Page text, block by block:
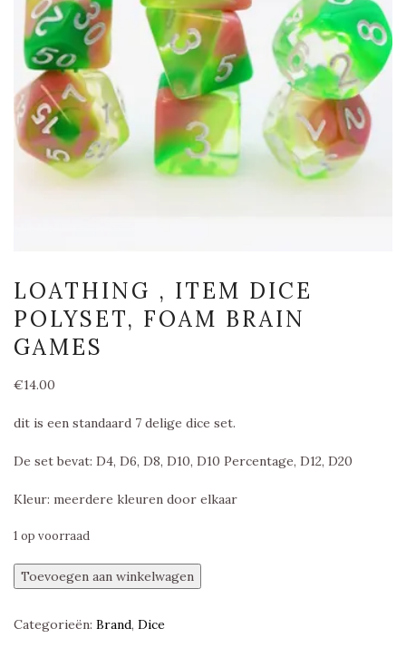
LOATHING , ITEM DICE
POLYSET, FOAM BRAIN
GAMES
€14.00
dit is een standaard 7 delige dice set.
De set bevat: D4, D6, D8, D10, D10 Percentage, D12, D20
Kleur: meerdere kleuren door elkaar
1 op voorraad
Loathing
,
Dice
Toevoegen aan winkelwagen
Categorieën: Brand, Dice